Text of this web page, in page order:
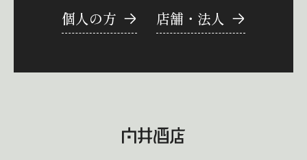
個人の方 店舗・法人